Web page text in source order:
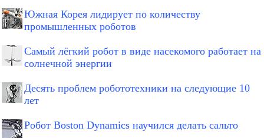
Южная Корея лидирует по количеству
промышленных роботов
Самый лёгкий робот в виде насекомого работает на
солнечной энергии
Десять проблем робототехники на следующие 10
лет
Робот Boston Dynamics научился делать сальто